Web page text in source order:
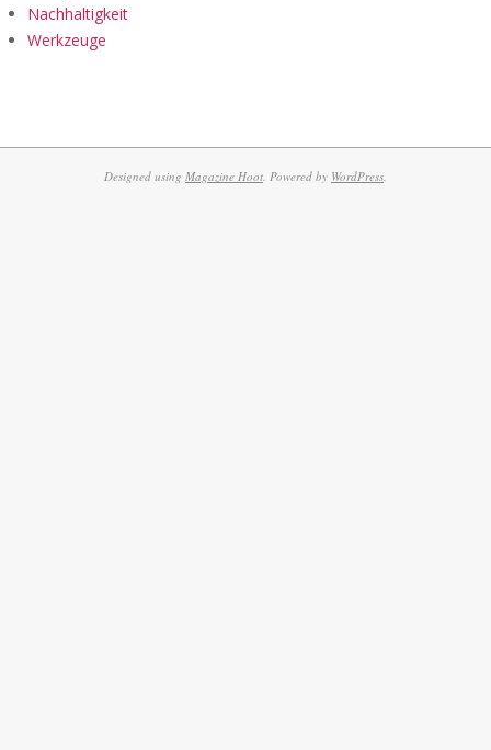
Nachhaltigkeit
Werkzeuge
Designed using Magazine Hoot. Powered by WordPress.